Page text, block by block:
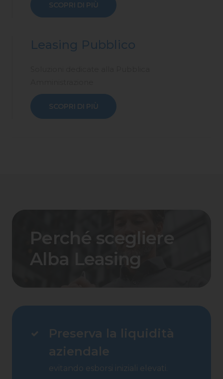
SCOPRI DI PIÙ
Leasing Pubblico
SCOPRI DI PIÙ
Perché scegliere
Alba Leasing
Preserva la liquidità
aziendale
evitando esborsi iniziali elevati.